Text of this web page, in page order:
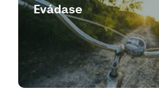
Evádase